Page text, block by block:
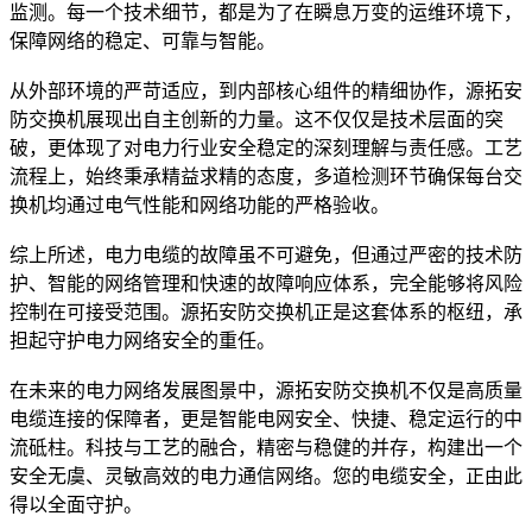
监测。每一个技术细节，都是为了在瞬息万变的运维环境下，
保障网络的稳定、可靠与智能。
从外部环境的严苛适应，到内部核心组件的精细协作，源拓安
防交换机展现出自主创新的力量。这不仅仅是技术层面的突
破，更体现了对电力行业安全稳定的深刻理解与责任感。工艺
流程上，始终秉承精益求精的态度，多道检测环节确保每台交
换机均通过电气性能和网络功能的严格验收。
综上所述，电力电缆的故障虽不可避免，但通过严密的技术防
护、智能的网络管理和快速的故障响应体系，完全能够将风险
控制在可接受范围。源拓安防交换机正是这套体系的枢纽，承
担起守护电力网络安全的重任。
在未来的电力网络发展图景中，源拓安防交换机不仅是高质量
电缆连接的保障者，更是智能电网安全、快捷、稳定运行的中
流砥柱。科技与工艺的融合，精密与稳健的并存，构建出一个
安全无虞、灵敏高效的电力通信网络。您的电缆安全，正由此
得以全面守护。